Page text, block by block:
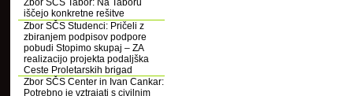
Zbor SČS Tabor: Na Taboru
iščejo konkretne rešitve
Zbor SČS Studenci: Pričeli z
zbiranjem podpisov podpore
pobudi Stopimo skupaj – ZA
realizacijo projekta podaljška
Ceste Proletarskih brigad
Zbor SČS Center in Ivan Cankar:
Potrebno je vztrajati s civilnim